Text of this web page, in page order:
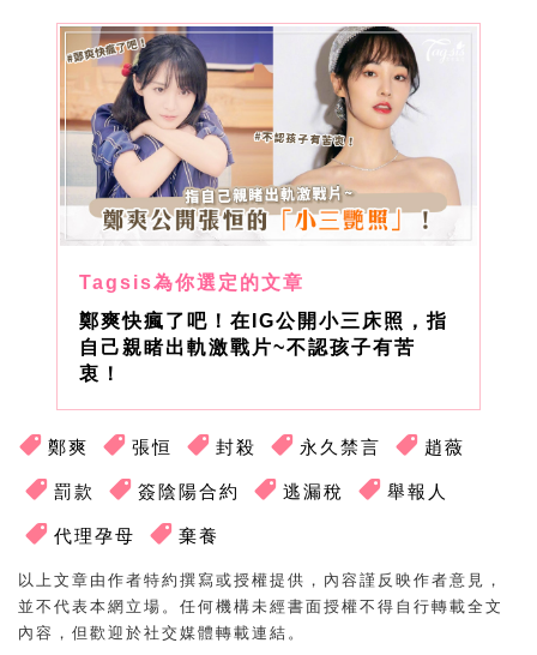
鄭爽快瘋了吧！在IG公開小三床照，指
自己親睹出軌激戰片~不認孩子有苦
衷！
鄭爽 張恒 封殺 永久禁言 趙薇
罰款 簽陰陽合約 逃漏稅 舉報人
代理孕母 棄養
以上文章由作者特約撰寫或授權提供，內容謹反映作者意見，
並不代表本網立場。任何機構未經書面授權不得自行轉載全文
內容，但歡迎於社交媒體轉載連結。